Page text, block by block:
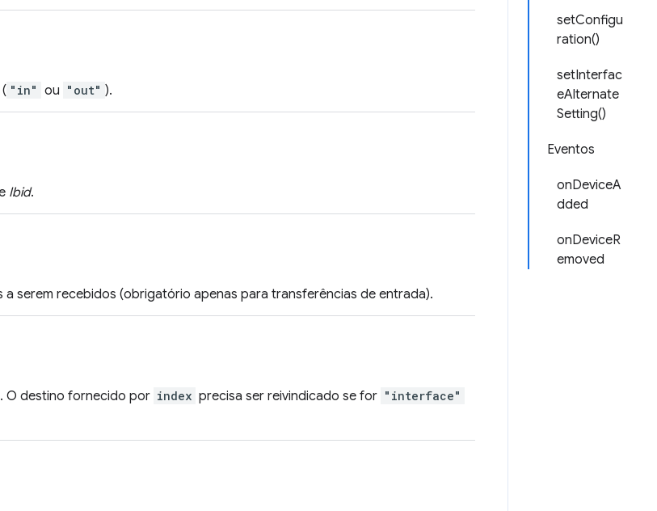
setConfigu
ration()
setInterfac
eAlternate
Setting()
Eventos
onDeviceA
dded
onDeviceR
emoved
"in" ou "out" ).
Ibid.
a serem recebidos (obrigatório apenas para transferências de entrada).
O destino fornecido por index precisa ser reivindicado se for "interface"